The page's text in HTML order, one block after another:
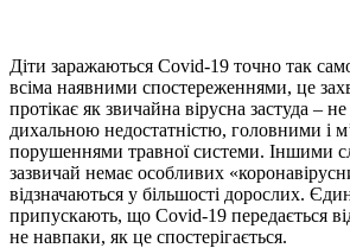
Діти заражаються Сovid-19 точно так
всіма наявними спостереженнями, це
протікає як звичайна вірусна застуда –
дихальною недостатністю, головними і
порушеннями травної системи. Іншими
зазвичай немає особливих
відзначаються у більшості дорослих.
припускають, що Сovid-19 передається
не навпаки, як це спостерігається.